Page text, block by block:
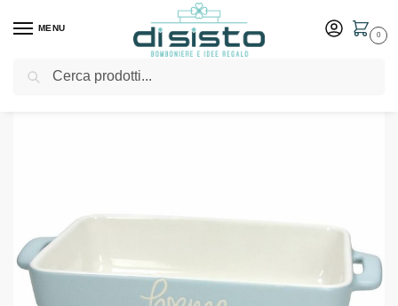
MENU
0
Home Shop Tavola Pirofile